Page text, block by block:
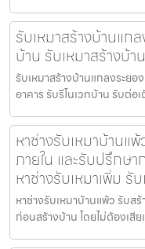
รับเหมาสร้างบ้านแก
บ้าน รับเหมาสร้างบ้
รับเหมาสร้างบ้านแกลงระยอ
อาคาร รับรีโนเวทบ้าน รับต่
หาช่างรับเหมาบ้านแ
ภายใน และรับปรึกษา
หาช่างรับเหมาเพิ่ม รั
หาช่างรับเหมาบ้านแพ้ว รับส
ก่อนสร้างบ้าน โดยไม่ต้องเสีย